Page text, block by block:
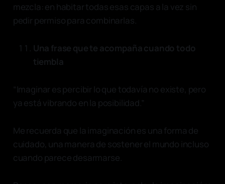
mezcla: en habitar todas esas capas a la vez sin
pedir permiso para combinarlas.
Una frase que te acompaña cuando todo
tiembla
“Imaginar es percibir lo que todavía no existe, pero
ya está vibrando en la posibilidad.”
Me recuerda que la imaginación es una forma de
cuidado, una manera de sostener el mundo incluso
cuando parece desarmarse.